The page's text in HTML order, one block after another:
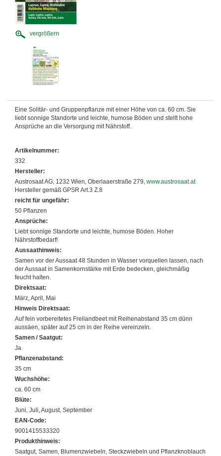
vergrößern
Eine Solitär- und Gruppenpflanze mit einer Höhe von ca. 60 cm. Sie
liebt sonnige Standorte und leichte, humose Böden und stellt hohe
Ansprüche an die Versorgung mit Nährstoff.
Artikelnummer:
332
Hersteller:
Austrosaat AG, 1232 Wien, Oberlaaerstraße 279, www.austrosaat.at
Hersteller gemäß GPSR Art.3 Z.8
reicht für ungefähr:
50 Pflanzen
Ansprüche:
Liebt sonnige Standorte und leichte, humose Böden. Hoher
Nährstoffbedarf!
Aussaathinweis:
Samen vor der Aussaat 48 Stunden in Wasser vorquellen lassen, nach
der Aussaat in Samenkornstärke mit Erde bedecken, gleichmäßig
feucht halten.
Direktsaat:
März, April, Mai
Hinweis Direktsaat:
Auf fein vorbereitetes Freilandbeet mit Reihenabstand 35 cm dünn
aussäen, später auf 25 cm in der Reihe vereinzeln.
Samen / Saatgut:
Ja
Pflanzenabstand:
35 cm
Wuchshöhe:
ca. 60 cm
Blüte:
Juni, Juli, August, September
EAN-Code:
9001415533320
Produkthinweis:
Saatgut, Samen, Blumenzwiebeln, Steckzwiebeln und Pflanzknoblauch